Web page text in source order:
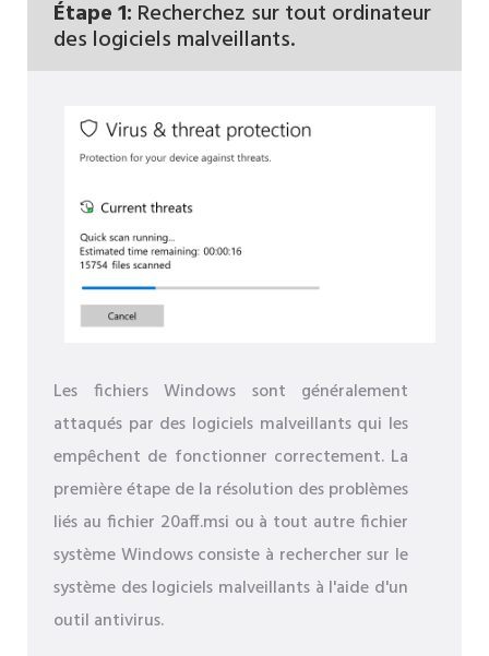
Étape 1: Recherchez sur tout ordinateur
des logiciels malveillants.
Les fichiers Windows sont généralement
attaqués par des logiciels malveillants qui les
empêchent de fonctionner correctement. La
première étape de la résolution des problèmes
liés au fichier 20aff.msi ou à tout autre fichier
système Windows consiste à rechercher sur le
système des logiciels malveillants à l'aide d'un
outil antivirus.